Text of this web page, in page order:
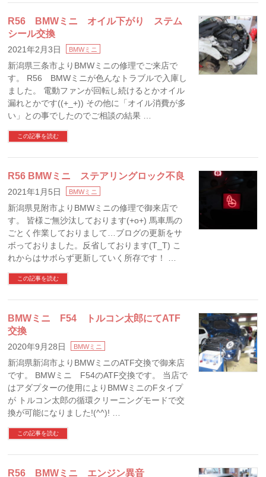
R56 BMWミニ オイル下がり ステム
シール交換
2021年2月3日 BMWミニ
新潟県三条市よりBMWミニの修理でご来店で
す。 R56 BMWミニが色んなトラブルで入庫し
ました。 電動ファンが回転し続けるとかオイル
漏れとかです((+_+)) その他に「オイル消費が多
い」との事でしたのでご相談の結果 …
この記事を読む
R56 BMWミニ ステアリングロック不良
2021年1月5日 BMWミニ
新潟県見附市よりBMWミニの修理で御来店で
す。 皆様ご無沙汰しております(+o+) 馬車馬の
ごとく作業しておりまして…ブログの更新をサ
ボっておりました。反省しております(T_T) こ
れからはサボらず更新していく所存です！ …
この記事を読む
BMWミニ F54 トルコン太郎にてATF
交換
2020年9月28日 BMWミニ
新潟県新潟市よりBMWミニのATF交換で御来店
です。 BMWミニ F54のATF交換です。 当店で
はアダプターの使用によりBMWミニのFタイプ
が トルコン太郎の循環クリーニングモードで交
換が可能になりました!(^^)! …
この記事を読む
R56 BMWミニ エンジン異音